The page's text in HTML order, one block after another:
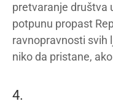
pretvaranje društva
potpunu propast
ravnopravnosti svih
niko da pristane,
4.